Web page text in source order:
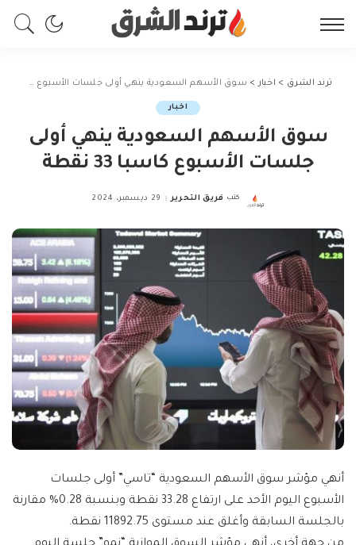
ترند الشرق > اخبار > سوق الأسهم السعودية ينهي أولى جلسات الأسبوع كاسبا 33 نقطة
اخبار
سوق الأسهم السعودية ينهي أولى
جلسات الأسبوع كاسبا 33 نقطة
Posted
كتب فريق التحرير 29 ديسمبر، 2024
أنهي مؤشر سوق الأسهم السعودية “تاسي” أولى جلسات
الأسبوع اليوم الأحد على ارتفاع 33.28 نقطة وبنسبة 0.28% مقارنة
بالجلسة السابقة وأغلق عند مستوى 11892.75 نقطة.